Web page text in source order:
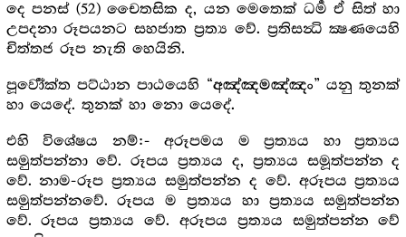
දෙ පනස් (52) චෛතසික ද, යන මෙතෙක් ධර්‍ම ඒ සිත් හා
උපදනා රූපයනට සහජාත ප්‍ර‍ත්‍ය වේ. ප්‍ර‍තිසන්‍ධි ක්‍ෂණයෙහි
චිත්තජ රූප නැති හෙයිනි.
පූර්‍වෝක්ත පට්ඨාන පාඨයෙහි “අඤ්ඤමඤ්ඤං” යනු තුනක්
හා යෙදේ. තුනක් හා නො යෙදේ.
එහි විශේෂය නම්:- අරූපමය ම ප්‍ර‍ත්‍යය හා ප්‍ර‍ත්‍යය
සමුත්පන්නා වේ. රූපය ප්‍ර‍ත්‍යය ද, ප්‍ර‍ත්‍යය සමූත්පන්න ද
වේ. නාම-රූප ප්‍ර‍ත්‍යය සමුත්පන්න ද වේ. අරූපය ප්‍ර‍ත්‍යය
සමුත්පන්නවේ. රූපය ම ප්‍ර‍ත්‍යය හා ප්‍ර‍ත්‍යය සමුත්පන්න
වේ. රූපය ප්‍ර‍ත්‍යය වේ. අරූපය ප්‍ර‍ත්‍යය සමුත්පන්න වේ